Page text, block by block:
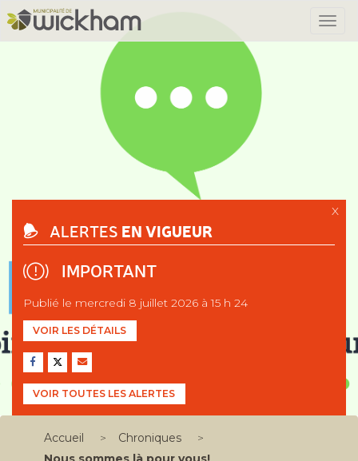
X
ALERTES EN VIGUEUR
IMPORTANT
Publié le mercredi 8 juillet 2026 à 15 h 24
VOIR LES DÉTAILS
VOIR TOUTES LES ALERTES
Accueil > Chroniques
>